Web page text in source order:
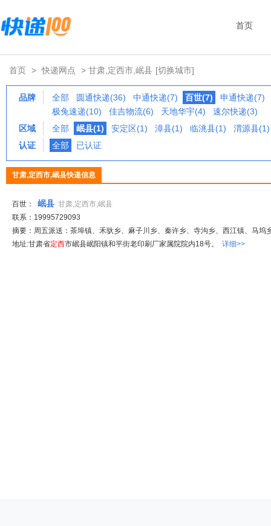
首页
首页 > 快递网点 > 甘肃,定西市,岷县 [切换城市]
品牌 全部 圆通快递(36) 中通快递(7) 百世(7)
申通快递(7)
极兔速递(10)
佳吉物流(6) 天地华宇(4)
速尔快递(3)
区域
全部 岷县(1) 安定区(1) 漳县(1) 临洮县(1)
渭源县(1)
认证
全部 已认证
甘肃,定西市,岷县快递信息
百世： 岷县 甘肃,定西市,岷县
联系：19995729093
摘要：周五派送：茶埠镇、禾驮乡、麻子川乡、秦许乡、寺沟乡、西江镇、马坞
地址:甘肃省定西市岷县岷阳镇和平街老印刷厂家属院院内18号。 详细>>